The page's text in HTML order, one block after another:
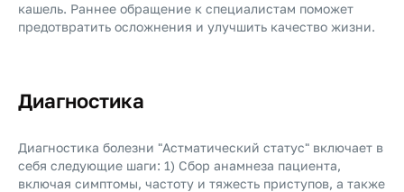
кашель. Раннее обращение к специалистам поможет
предотвратить осложнения и улучшить качество жизни.
Диагностика
Диагностика болезни "Астматический статус" включает в
себя следующие шаги: 1) Сбор анамнеза пациента,
включая симптомы, частоту и тяжесть приступов, а также